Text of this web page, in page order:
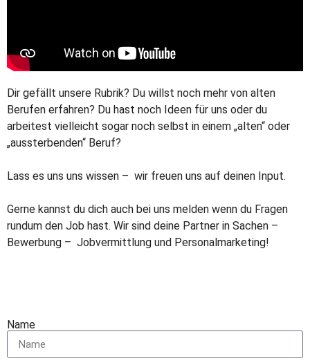
Dir gefällt unsere Rubrik? Du willst noch mehr von alten
Berufen erfahren? Du hast noch Ideen für uns oder du
arbeitest vielleicht sogar noch selbst in einem „alten“ oder
„aussterbenden“ Beruf?
Lass es uns uns wissen – wir freuen uns auf deinen Input.
Gerne kannst du dich auch bei uns melden wenn du Fragen
rundum den Job hast. Wir sind deine Partner in Sachen –
Bewerbung – Jobvermittlung und Personalmarketing!
Name